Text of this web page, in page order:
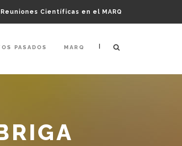
Reuniones Científicas en el MARQ
PASADOS MARQ